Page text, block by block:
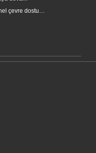
çevre dostu
birinci